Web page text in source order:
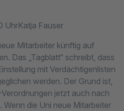
UhrKatja Fauser
Mitarbeiter künftig auf
Das „Tagblatt“ schreibt, dass
mit Verdächtigenlisten
werden. Der Grund ist,
jetzt auch nach
die Uni neue Mitarbeiter